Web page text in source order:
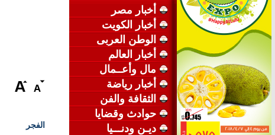
أخبار مصر
أخبار الكويت
الوطن العربى
أخبار العالم
مال وأعــمال
أخبار رياضة
الثقافة والفن
حوادث وقضايا
ديـن ودنـــيا
الفجر